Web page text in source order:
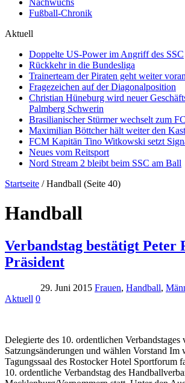
Fußball-Chronik
Aktuell
Doppelte US-Power im Angriff des SSC
Rückkehr in die Bundesliga
Trainerteam der Piraten geht weiter voran
Fragezeichen auf der Diagonalposition
Christian Hüneburg wird neuer
Palmberg Schwerin
Brasilianischer Stürmer wechselt zum
Maximilian Böttcher hält weiter den
FCM Kapitän Tino Witkowski setzt
Neues vom Reitsport
Nord Stream 2 bleibt beim SSC am Ball
Startseite / Handball (Seite 40)
Handball
Verbandstag bestätigt Peter
Präsident
29. Juni 2015 Frauen, Handball,
Aktuell 0
Delegierte des 10. ordentlichen Verbandstages
Satzungsänderungen und wählen Vorstand Im
Tagungssaal des Rostocker Hotel Sportforum
10. ordentliche Verbandstag des